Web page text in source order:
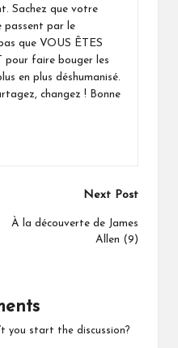
Sachez que votre
passent par le
que VOUS ÊTES
pour faire bouger les
en plus déshumanisé.
changez ! Bonne
Next Post
À la découverte de James
Allen (9)
you start the discussion?